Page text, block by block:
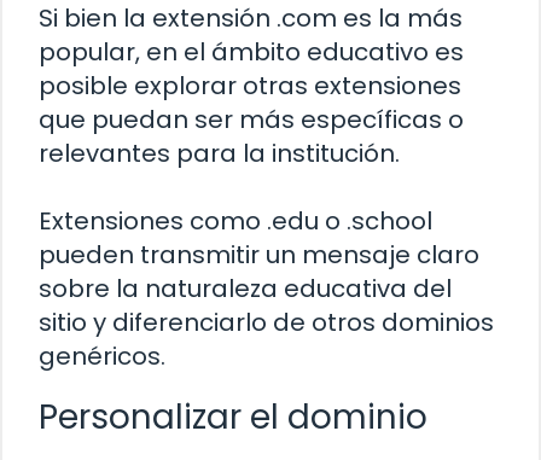
Si bien la extensión .com es la más
popular, en el ámbito educativo es
posible explorar otras extensiones
que puedan ser más específicas o
relevantes para la institución.
Extensiones como .edu o .school
pueden transmitir un mensaje claro
sobre la naturaleza educativa del
sitio y diferenciarlo de otros dominios
genéricos.
Personalizar el dominio